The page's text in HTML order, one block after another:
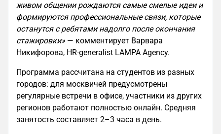
живом общении рождаются самые смелые идеи и
формируются профессиональные связи, которые
останутся с ребятами надолго после окончания
стажировки» — комментирует Варвара
Никифорова, HR-generalist LAMPA Agency.
Программа рассчитана на студентов из разных
городов: для москвичей предусмотрены
регулярные встречи в офисе, участники из других
регионов работают полностью онлайн. Средняя
занятость составляет 2–3 часа в день.